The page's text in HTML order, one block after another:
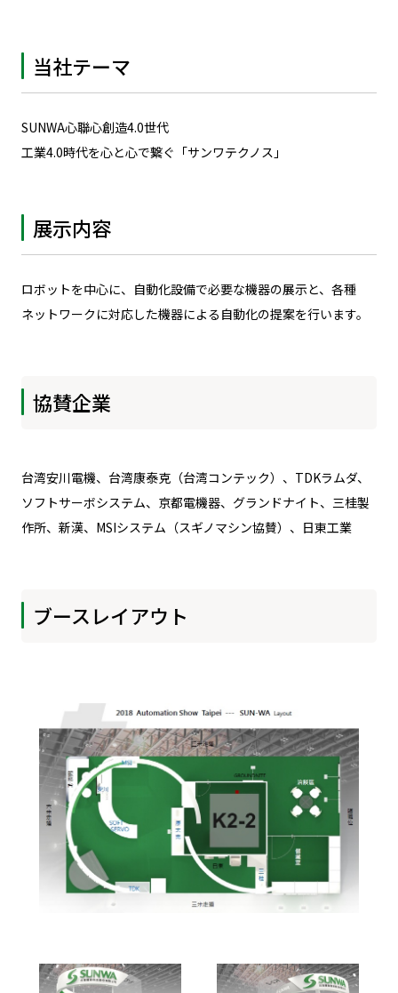
当社テーマ
SUNWA心聯心創造4.0世代
工業4.0時代を心と心で繋ぐ「サンワテクノス」
展示内容
ロボットを中心に、自動化設備で必要な機器の展示と、各種
ネットワークに対応した機器による自動化の提案を行います。
協賛企業
台湾安川電機、台湾康泰克（台湾コンテック）、TDKラムダ、
ソフトサーボシステム、京都電機器、グランドナイト、三桂製
作所、新漢、MSIシステム（スギノマシン協賛）、日東工業
ブースレイアウト